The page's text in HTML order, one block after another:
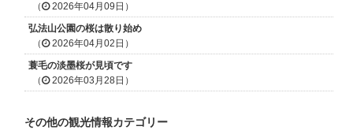
（
2026年04月09日）
弘法山公園の桜は散り始め
（
2026年04月02日）
蓑毛の淡墨桜が見頃です
（
2026年03月28日）
その他の観光情報カテゴリー